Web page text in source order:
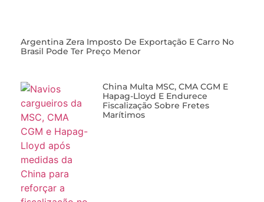
Argentina Zera Imposto De Exportação E Carro No
Brasil Pode Ter Preço Menor
China Multa MSC, CMA CGM E
Hapag-Lloyd E Endurece
Fiscalização Sobre Fretes
Marítimos